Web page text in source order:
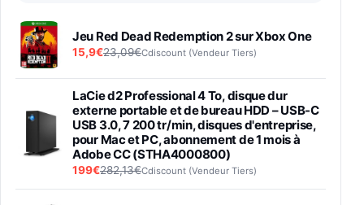
Jeu Red Dead Redemption 2 sur Xbox One
15,9€23,09€Cdiscount (Vendeur Tiers)
LaCie d2 Professional 4 To, disque dur
externe portable et de bureau HDD – USB-C
USB 3.0, 7 200 tr/min, disques d'entreprise,
pour Mac et PC, abonnement de 1 mois à
Adobe CC (STHA4000800)
199€282,13€Cdiscount (Vendeur Tiers)